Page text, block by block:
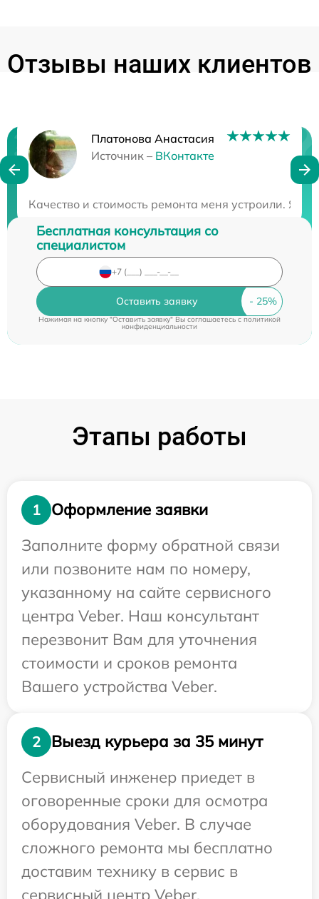
Отзывы наших клиентов
Платонова Анастасия
Источник – ВКонтакте
Качество и стоимость ремонта меня устроили. Я
Нужна консультация?
Бесплатная консультация со
специалистом
Оставить заявку
Нажимая на кнопку "Оставить заявку" Вы соглашаетесь cполитикой
конфиденциальности
Этапы работы
1
Оформление заявки
Заполните форму обратной связи
или позвоните нам по номеру,
указанному на сайте сервисного
центра Veber. Наш консультант
перезвонит Вам для уточнения
стоимости и сроков ремонта
Вашего устройства Veber.
2
Выезд курьера за 35 минут
Сервисный инженер приедет в
оговоренные сроки для осмотра
оборудования Veber. В случае
сложного ремонта мы бесплатно
доставим технику в сервис в
сервисный центр Veber.